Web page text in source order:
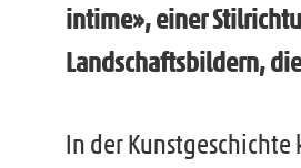
intime», einer
Landschaftsbildern,
In der